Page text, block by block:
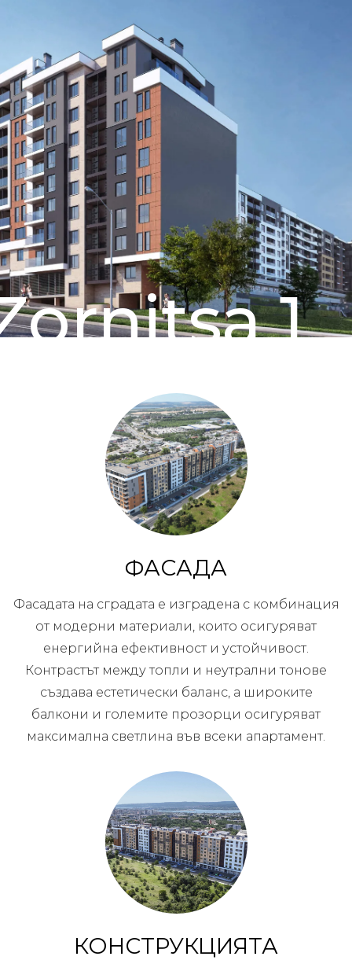
1
ФАСАДА
Фасадата на сградата е изградена с комбинация
от модерни материали, които осигуряват
енергийна ефективност и устойчивост.
Контрастът между топли и неутрални тонове
създава естетически баланс, а широките
балкони и големите прозорци осигуряват
максимална светлина във всеки апартамент.
КОНСТРУКЦИЯТА